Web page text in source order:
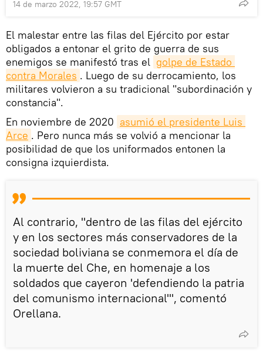
14 de marzo 2022, 19:57 GMT
El malestar entre las filas del Ejército por estar
obligados a entonar el grito de guerra de sus
enemigos se manifestó tras el golpe de Estado
contra Morales . Luego de su derrocamiento, los
militares volvieron a su tradicional "subordinación y
constancia".
En noviembre de 2020 asumió el presidente Luis
Arce . Pero nunca más se volvió a mencionar la
posibilidad de que los uniformados entonen la
consigna izquierdista.
Al contrario, "dentro de las filas del ejército
y en los sectores más conservadores de la
sociedad boliviana se conmemora el día de
la muerte del Che, en homenaje a los
soldados que cayeron 'defendiendo la patria
del comunismo internacional'", comentó
Orellana.